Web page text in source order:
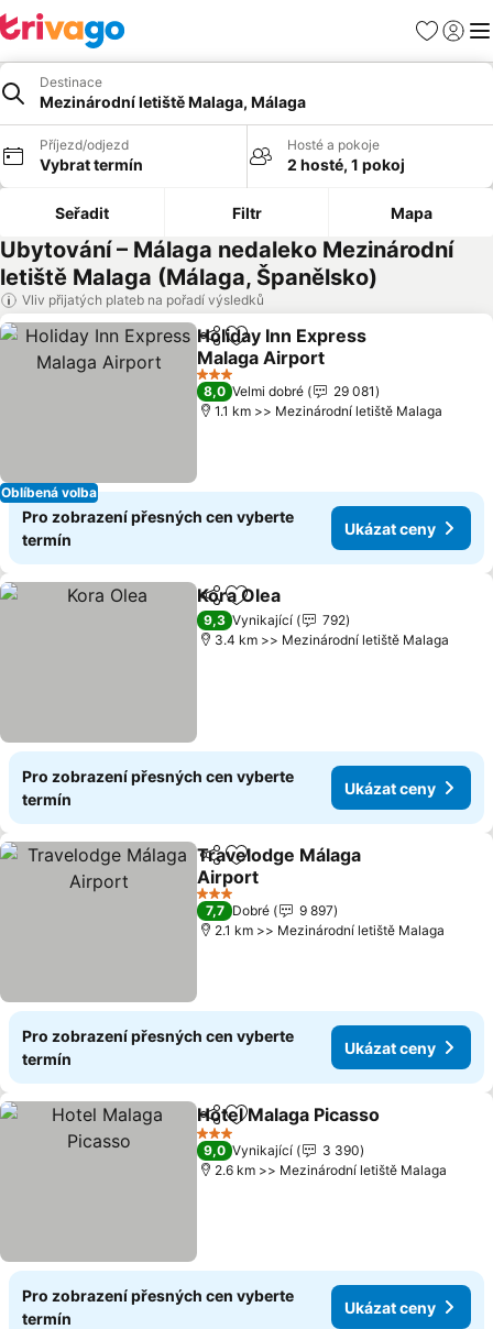
Oblíbené
Destinace
Mezinárodní letiště Malaga, Málaga
Příjezd/odjezd
Vybrat termín
Hosté a pokoje
2 hosté, 1 pokoj
Seřadit Filtr Mapa
Ubytování – Málaga nedaleko Mezinárodní
letiště Malaga (Málaga, Španělsko)
Vliv přijatých plateb na pořadí výsledků
Oblíbená volba
SdíletPřidat na seznam oblíbených
Holiday Inn Express
Malaga Airport
3 Počet hvězdiček
8,0 Velmi dobré
29 081
1.1 km >> Mezinárodní letiště Malaga
Pro zobrazení přesných cen vyberte
termín
Ukázat ceny
SdíletPřidat na seznam oblíbených
Kora Olea
9,3 Vynikající
792
3.4 km >> Mezinárodní letiště Malaga
Pro zobrazení přesných cen vyberte
termín
Ukázat ceny
SdíletPřidat na seznam oblíbených
Travelodge Málaga
Airport
3 Počet hvězdiček
7,7 Dobré
9 897
2.1 km >> Mezinárodní letiště Malaga
Pro zobrazení přesných cen vyberte
termín
Ukázat ceny
SdíletPřidat na seznam oblíbených
Hotel Malaga Picasso
3 Počet hvězdiček
9,0 Vynikající
3 390
2.6 km >> Mezinárodní letiště Malaga
Pro zobrazení přesných cen vyberte
termín
Ukázat ceny